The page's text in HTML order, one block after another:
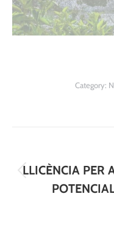
Category:
navigation
LLICÈNCIA PER